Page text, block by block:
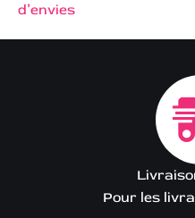
d’envies
Pour les